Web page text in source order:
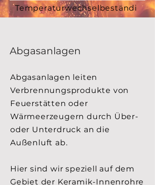
Temperaturwechselbeständi
anbieten.
Abgasanlagen
Abgasanlagen leiten
Verbrennungsprodukte von
Feuerstätten oder
Wärmeerzeugern durch Über-
oder Unterdruck an die
Außenluft ab.
Hier sind wir speziell auf dem
Gebiet der Keramik-Innenrohre